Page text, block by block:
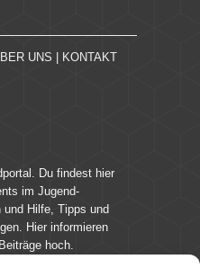
UNS KONTAKT
Du findest hier
im Jugend-
und Hilfe, Tipps und
Hier informieren
hoch.